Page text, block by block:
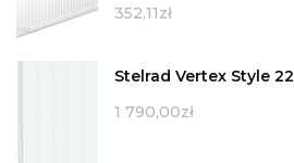
352,11zł
Stelrad Vertex Style
1 790,00zł